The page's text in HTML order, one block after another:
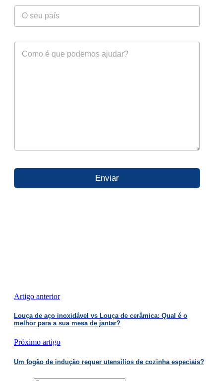
Enviar
Artigo anterior
Louça de aço inoxidável vs Louça de cerâmica: Qual é o
melhor para a sua mesa de jantar?
Próximo artigo
Um fogão de indução requer utensílios de cozinha especiais?